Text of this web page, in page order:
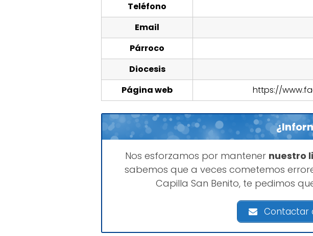
Teléfono
Email
Párroco
Diocesis
Página web
https://
Nos esforzamos por mantener nuestro
sabemos que a veces cometemos
Capilla San Benito, te pedimos
Contactar